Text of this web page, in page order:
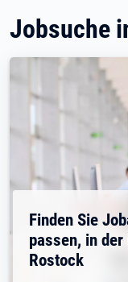
Jobsuche
Finden Sie
passen, in
Rostock